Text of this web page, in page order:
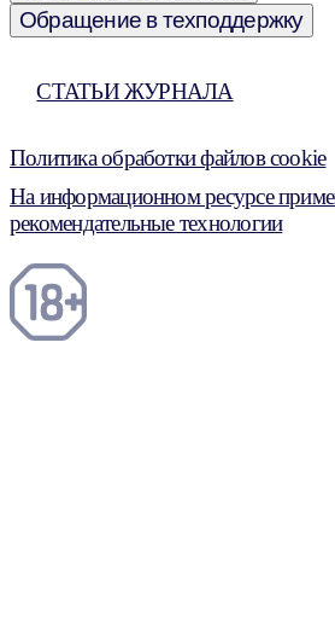
Обращение в техподдержку
СТАТЬИ ЖУРНАЛА
Политика обработки файлов cookie
На информационном ресурсе
рекомендательные технологии